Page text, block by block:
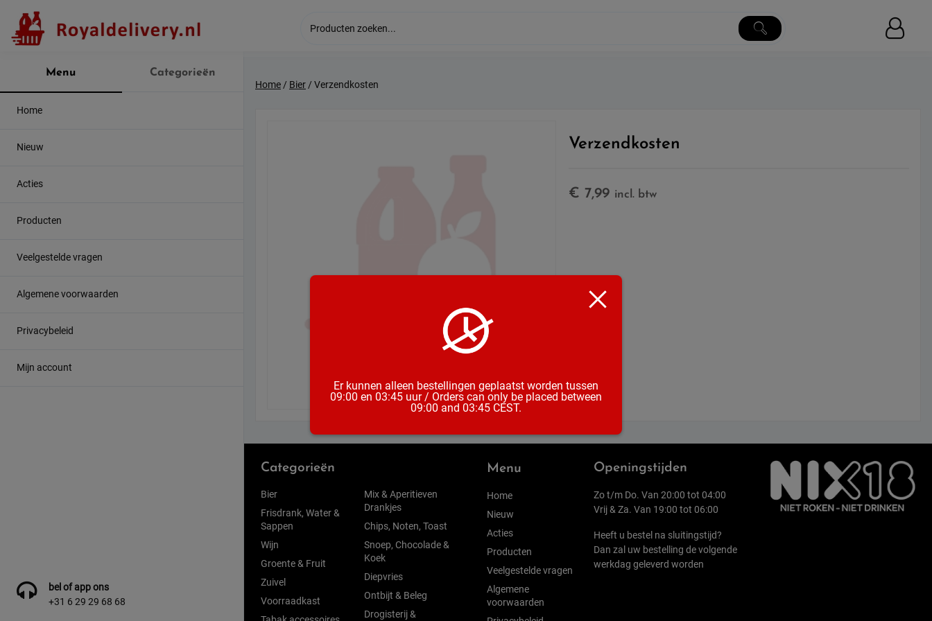
content
Menu Categorieën
Home
Nieuw
Acties
Producten
Veelgestelde vragen
Algemene voorwaarden
Privacybeleid
Mijn account
bel of app ons
+31 6 29 29 68 68
Home/ Bier/ Verzendkosten
Verzendkosten
€ 7,99 incl. btw
Categorieën
Bier
Frisdrank, Water &
Sappen
Wijn
Groente & Fruit
Zuivel
Voorraadkast
Mix & Aperitieven
Drankjes
Chips, Noten, Toast
Snoep, Chocolade &
Koek
Diepvries
Ontbijt & Beleg
Drogisterij &
Menu
Home
Nieuw
Acties
Producten
Veelgestelde vragen
Algemene
voorwaarden
Openingstijden
Zo t/m Do. Van 20:00 tot 04:00
Vrij & Za. Van 19:00 tot 06:00
Heeft u bestel na sluitingstijd?
Dan zal uw bestelling de volgende
werkdag geleverd worden
Er kunnen alleen bestellingen geplaatst worden tussen
09:00 en 03:45 uur / Orders can only be placed between
09:00 and 03:45 CEST.